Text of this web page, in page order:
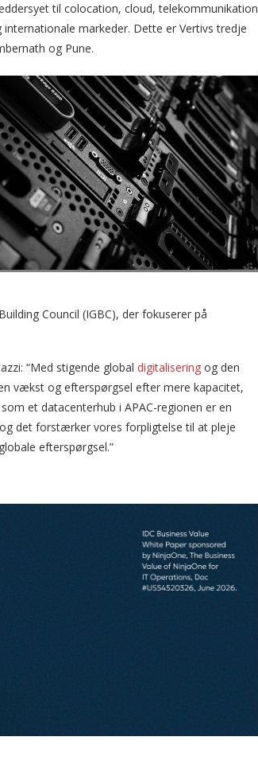
til colocation, cloud, telekommunikation
markeder. Dette er Vertivs tredje
og Pune.
Council (IGBC), der fokuserer på
“Med stigende global digitalisering og den
vækst og efterspørgsel efter mere kapacitet,
et datacenterhub i APAC-regionen er en
det forstærker vores forpligtelse til at pleje
efterspørgsel.”